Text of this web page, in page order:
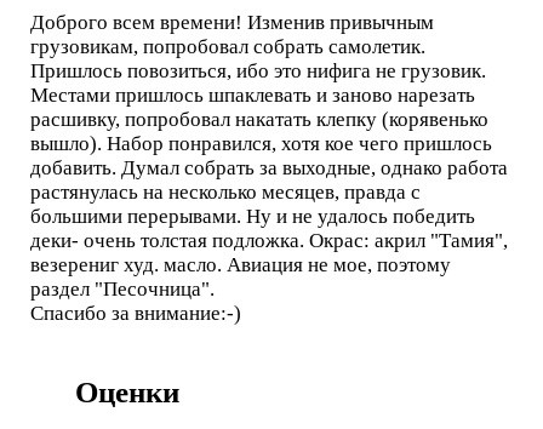
Доброго всем времени! Изменив привычным
грузовикам, попробовал собрать самолетик.
Пришлось повозиться, ибо это нифига не грузовик.
Местами пришлось шпаклевать и заново нарезать
расшивку, попробовал накатать клепку (корявенько
вышло). Набор понравился, хотя кое чего пришлось
добавить. Думал собрать за выходные, однако работа
растянулась на несколько месяцев, правда с
большими перерывами. Ну и не удалось победить
деки- очень толстая подложка. Окрас: акрил "Тамия",
везерениг худ. масло. Авиация не мое, поэтому
раздел "Песочница".
Спасибо за внимание:-)
Оценки